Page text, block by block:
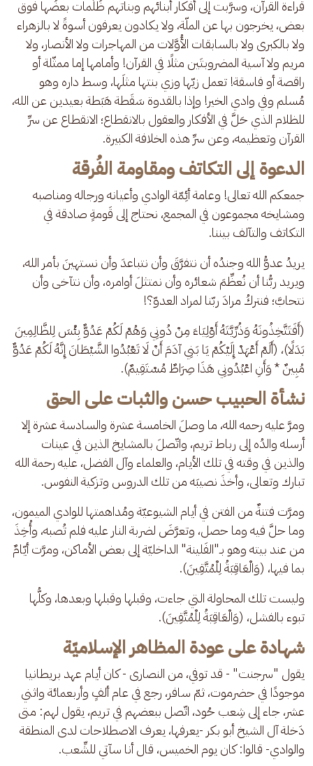
قراءة القرآن، وسرَّبت إلى أفكار أبنائهم وبناتهم ظُلُمات بعضُها فوق
بعض، يخرجون بها عن الملّة، ولا يكادون يعرفون أسوةً لا بالزهراء
ولا بالكبرى ولا بالسابقات الأُوَّلات من المهاجرات ولا الأنصار، ولا
مريم ولا آسية المضروبتَين مثلًا في القرآن! وأمامها إما ممثّلة أو
راقصة أو فاسقة! تعمل زيّها وزي بنتها مثلَها، وسط داره وهو
مُسلم وفي وادي الخير! وإذا بالقدوة سَقَطة هَبَطة بعيدين عن الله،
للظلام الذي حَلَّ في الأفكار والعقول بالانقطاع؛ الانقطاع عن سرِّ
القرآن وتعظيمه، وعن سرِّ هذه الخلافة الكبيرة.
الدعوة إلى التكاتف ومقاومة الفُرقة
جمعكم الله تعالى! وعامة أئِمّة الوادي وأعيانه ورجاله ومناصبه
ومشايخه مجموعون في المجمع، نحتاج إلى قَومةٍ صادقة في
التكاتف والتآلف بيننا.
يريدُ عدوُّ الله وجندُه أن نتفرَّقَ وأن نتباعدَ وأن نستهينَ بأمر الله،
ويريد ربُّنا أن نُعظِّمَ شعائره وأن نمتثلَ أوامره، وأن نتآخى وأن
نتحابَّ؛ فنتركُ مرادَ ربّنا لمراد العدوّ؟!
(أَفَتَتَّخِذُونَهُ وَذُرِّيَّتَهُ أَوْلِيَاءَ مِنْ دُونِي وَهُمْ لَكُمْ عَدُوٌّ بِئْسَ لِلظَّالِمِينَ
بَدَلًا)، (أَلَمْ أَعْهَدْ إِلَيْكُمْ يَا بَنِي آدَمَ أَنْ لَا تَعْبُدُوا الشَّيْطَانَ إِنَّهُ لَكُمْ عَدُوٌّ
مُبِينٌ * وَأَنِ اعْبُدُونِي هَذَا صِرَاطٌ مُسْتَقِيمٌ).
نشأة الحبيب حسن والثبات على الحق
ومرَّ عليه رحمه الله، ما وصلَ الخامسة عشرة والسادسة عشرة إلا
أرسله والدُه إلى رباط تريم، واتّصلَ بالمشايخ الذين في عينات
والذين في وقته في تلك الأيام، والعلماء وآل الفضل، عليه رحمة الله
تبارك وتعالى، وأخذَ نصيبَه من تلك الدروس وتزكية النفوس.
ومرَّت فتنةٌ من الفتن في أيام الشيوعيّة ومُداهمتها للوادي الميمون،
وما حلَّ فيه وما حصل، وتعرَّضَ لضربة النار عليه فلم تُصبه، وأُخِذَ
من عند بيته وهو بـ"الفَلينة" الداخليّة إلى بعض الأماكن، ومرَّت أيّامٌ
بما فيها، (وَالْعَاقِبَةُ لِلْمُتَّقِينَ).
وليست تلك المحاولة التي جاءت، وقبلها وقبلها وبعدها، وكلُّها
تبوء بالفشل، (وَالْعَاقِبَةُ لِلْمُتَّقِينَ).
شهادة على عودة المظاهر الإسلاميّة
يقول "سرجنت" - قد توفي، من النصارى - كان أيام عهد بريطانيا
موجودًا في حضرموت، ثمّ سافر، رجع في عام ألفٍ وأربعمائة واثني
عشر، جاء إلى شِعب حُود، اتّصل ببعضهم في تريم، يقول لهم: متى
دَخلة آل الشيخ أبو بكر -يعرفها، يعرف الاصطلاحات لدى المنطقة
والوادي- قالوا: كان يوم الخميس، قال أنا سآتي للشِّعب.